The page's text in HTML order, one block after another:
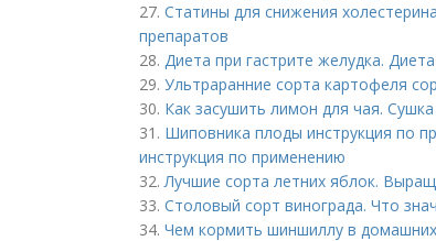
27. Статины для снижения
препаратов
28. Диета при гастрите желудка.
29. Ультраранние сорта картофеля
30. Как засушить лимон для чая.
31. Шиповника плоды инструкция по
инструкция по применению
32.Лучшие сорта летних яблок.
33. Столовый сорт винограда. Что
34. Чем кормить шиншиллу в